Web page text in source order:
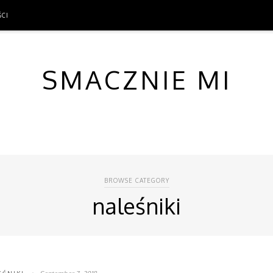
SMACZNIE MI
BROWSE CATEGORY
naleśniki